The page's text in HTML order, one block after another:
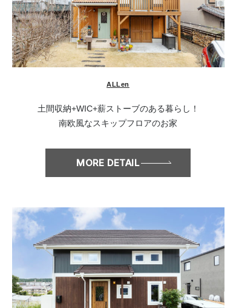
ALLen
土間収納+WIC+薪ストーブのある暮らし！
南欧風なスキップフロアのお家
MORE DETAIL